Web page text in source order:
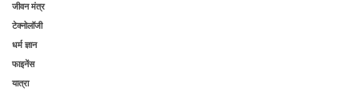
जीवन मंत्र
टेक्नोलॉजी
धर्म ज्ञान
फाइनेंस
यात्रा